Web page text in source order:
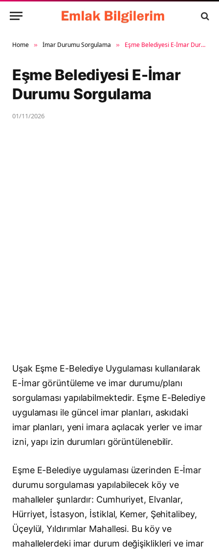
Home » İmar Durumu Sorgulama » Eşme Belediyesi E-İmar Durumu Sorgulama
Eşme Belediyesi E-İmar
Durumu Sorgulama
01/11/2026
Uşak Eşme E-Belediye Uygulaması kullanılarak
E-İmar görüntüleme ve imar durumu/planı
sorgulaması yapılabilmektedir. Eşme E-Belediye
uygulaması ile güncel imar planları, askıdaki
imar planları, yeni imara açılacak yerler ve imar
izni, yapı izin durumları görüntülenebilir.
Eşme E-Belediye uygulaması üzerinden E-İmar
durumu sorgulaması yapılabilecek köy ve
mahalleler şunlardır: Cumhuriyet, Elvanlar,
Hürriyet, İstasyon, İstiklal, Kemer, Şehitalibey,
Üçeylül, Yıldırımlar Mahallesi. Bu köy ve
mahallelerdeki imar durum değişiklikleri ve imar